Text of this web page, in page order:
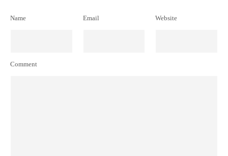
Name Email Website
Comment